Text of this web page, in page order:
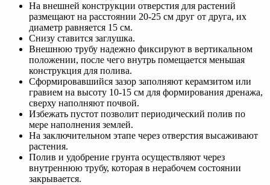
На внешней конструкции отверстия для растений
размещают на расстоянии 20-25 см друг от друга, их
диаметр равняется 15 см.
Снизу ставится заглушка.
Внешнюю трубу надежно фиксируют в вертикальном
положении, после чего внутрь помещается меньшая
конструкция для полива.
Сформировавшийся зазор заполняют керамзитом или
гравием на высоту 10-15 см для формирования дренажа,
сверху наполняют почвой.
Избежать пустот позволит периодический полив по
мере наполнения землей.
На заключительном этапе через отверстия высаживают
растения.
Полив и удобрение грунта осуществляют через
внутреннюю трубу, которая в нерабочем состоянии
закрывается.